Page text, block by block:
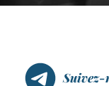
Suivez-